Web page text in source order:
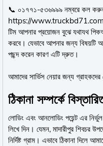
📞 ০১৭৭১-৫৩৬৯৯৯ নম্বরে কল
https://www.truckbd71.com
টিম আপনার প্রয়োজন বুঝে যথাযথ
করবে। যেভাবে আপনার জন্য বিষয়টি
পছন্দ করেন কারণ এটি দ্রুত।
আমাদের সার্ভিস নেয়ার জন্য
ঠিকানা সম্পর্কে
লোডিং এবং আনলোডিং পয়েন্ট এর
লিখে দিন। যেমন, মাদারীপুর শিবচর
নির্দিষ্ট গ্রাম। এভাবে ঠিকানা দিলে